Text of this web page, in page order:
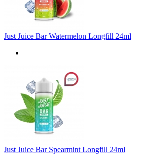
Just Juice Bar Watermelon Longfill 24ml
Just Juice Bar Spearmint Longfill 24ml